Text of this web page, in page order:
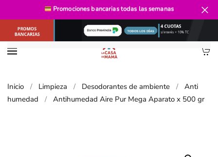
Ir al contenido principal
Inicio Limpieza Desodorantes de ambiente
Anti
humedad
Antihumedad Aire Pur Mega Aparato x 500 gr
Promociones bancariastodas las semanas